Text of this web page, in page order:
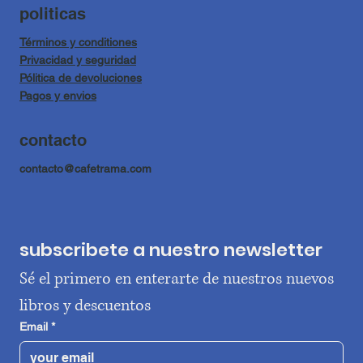
politicas
Términos y conditiones
Privacidad y seguridad
Pólitica de devoluciones
Pagos y envios
contacto
contacto@cafetrama.com
subscribete a nuestro newsletter
Sé el primero en enterarte de nuestros nuevos
libros y descuentos
Email *